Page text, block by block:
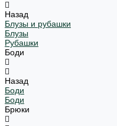
Назад
Блузы и рубашки
Блузы
Рубашки
Боди
Назад
Боди
Боди
Брюки